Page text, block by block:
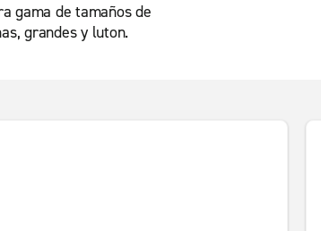
gama de tamaños de
grandes y luton.